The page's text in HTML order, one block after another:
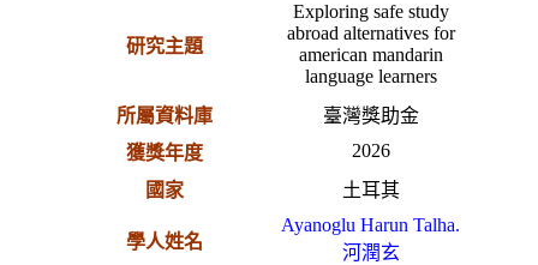
研究主題
Exploring safe study
abroad alternatives for
american mandarin
language learners
所屬資料庫
臺灣獎助金
獲獎年度
2026
國家
土耳其
學人姓名
Ayanoglu Harun Talha.
河潤玄